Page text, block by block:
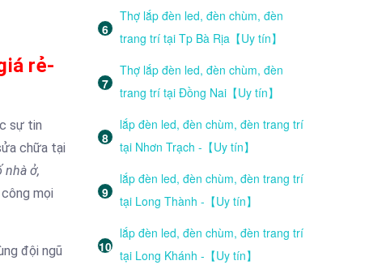
rẻ-
sự tin
chữa tại
nhà ở,
mọi
đội ngũ
Thợ lắp đèn led, đèn chùm, đèn
trang trí tại Tp Bà Rịa【Uy tín】
Thợ lắp đèn led, đèn chùm, đèn
trang trí tại Đồng Nai【Uy tín】
lắp đèn led, đèn chùm, đèn trang trí
tại Nhơn Trạch -【Uy tín】
lắp đèn led, đèn chùm, đèn trang trí
tại Long Thành -【Uy tín】
lắp đèn led, đèn chùm, đèn trang trí
tại Long Khánh -【Uy tín】